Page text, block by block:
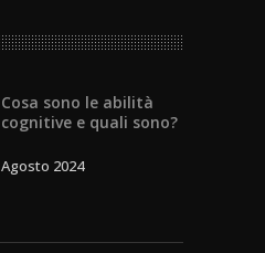
Cosa sono le abilità
cognitive e quali sono?
Agosto 2024